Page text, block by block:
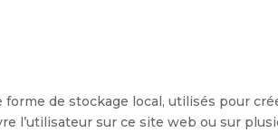
de stockage local, utilisés pour
l’utilisateur sur ce site web ou sur